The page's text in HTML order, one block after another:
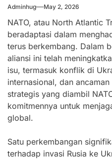
Adminhug May 2, 2026
NATO, atau North Atlantic
beradaptasi dalam
terus berkembang. Dalam
aliansi ini telah
isu, termasuk konflik di
internasional, dan
strategis yang diambil
komitmennya untuk
global.
Satu perkembangan
terhadap invasi Rusia ke